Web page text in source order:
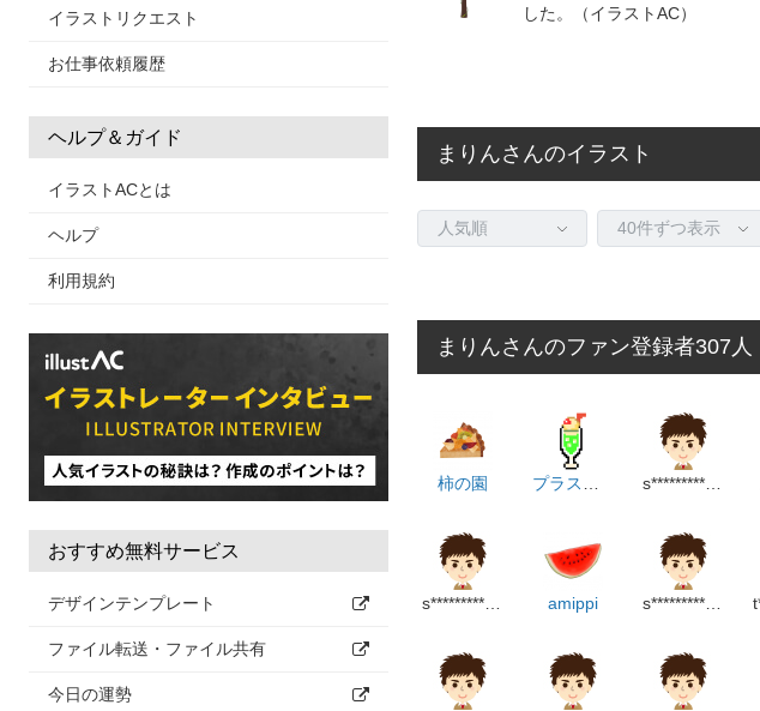
イラストリクエスト
お仕事依頼履歴
ヘルプ＆ガイド
イラストACとは
ヘルプ
利用規約
おすすめ無料サービス
デザインテンプレート
ファイル転送・ファイル共有
今日の運勢
した。（イラストAC）
まりんさんのイラスト
まりんさんのファン登録者307人
柿の園
amippi